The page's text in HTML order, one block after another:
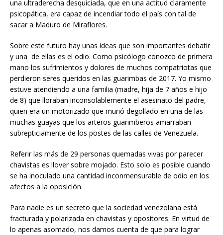
una ultraderecha desquiciada, que en una actitud claramente
psicopática, era capaz de incendiar todo el país con tal de
sacar a Maduro de Miraflores.
Sobre este futuro hay unas ideas que son importantes debatir
y una de ellas es el odio. Como psicólogo conozco de primera
mano los sufrimientos y dolores de muchos compatriotas que
perdieron seres queridos en las guarimbas de 2017. Yo mismo
estuve atendiendo a una familia (madre, hija de 7 años e hijo
de 8) que lloraban inconsolablemente el asesinato del padre,
quien era un motorizado que murió degollado en una de las
muchas guayas que los arteros guarimberos amarraban
subrepticiamente de los postes de las calles de Venezuela.
Referir las más de 29 personas quemadas vivas por parecer
chavistas es llover sobre mojado. Esto solo es posible cuando
se ha inoculado una cantidad inconmensurable de odio en los
afectos a la oposición.
Para nadie es un secreto que la sociedad venezolana está
fracturada y polarizada en chavistas y opositores. En virtud de
lo apenas asomado, nos damos cuenta de que para lograr